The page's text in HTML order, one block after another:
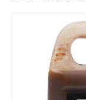
PASSER AUX